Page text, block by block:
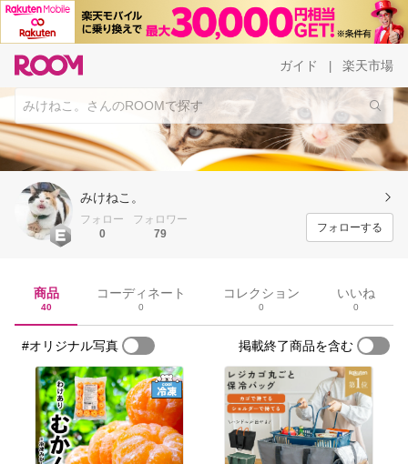
ガイド 楽天市場
みけねこ。
フォロー
0
フォロワー
79
フォローする
商品
40
コーディネート
0
コレクション
0
いいね
0
#オリジナル写真 掲載終了商品を含む